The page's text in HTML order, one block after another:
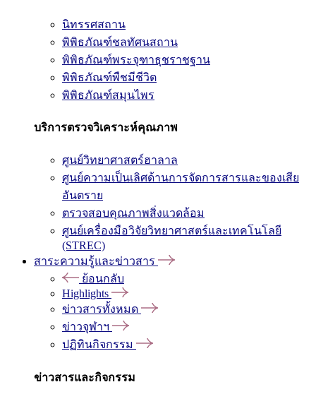
นิทรรศสถาน
พิพิธภัณฑ์ชลทัศนสถาน
พิพิธภัณฑ์พระจุฑาธุชราชฐาน
พิพิธภัณฑ์พืชมีชีวิต
พิพิธภัณฑ์สมุนไพร
บริการตรวจวิเคราะห์คุณภาพ
ศูนย์วิทยาศาสตร์ฮาลาล
ศูนย์ความเป็นเลิศด้านการจัดการสารและของเสีย
อันตราย
ตรวจสอบคุณภาพสิ่งแวดล้อม
ศูนย์เครื่องมือวิจัยวิทยาศาสตร์และเทคโนโลยี
(STREC)
สาระความรู้และข่าวสาร
ย้อนกลับ
Highlights
ข่าวสารทั้งหมด
ข่าวจุฬาฯ
ปฏิทินกิจกรรม
ข่าวสารและกิจกรรม